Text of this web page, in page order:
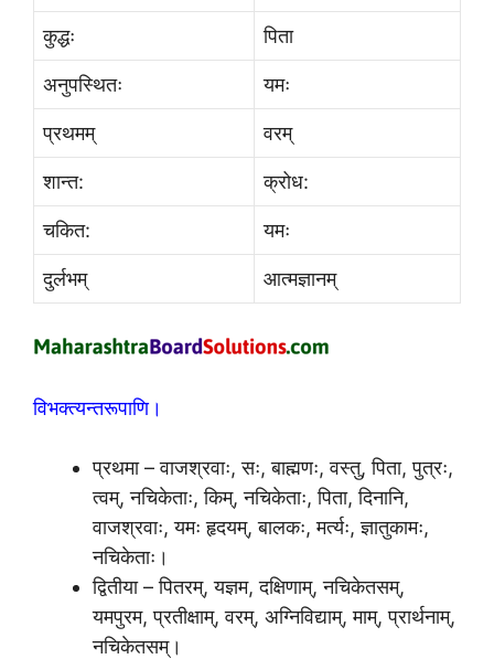
कुद्धः पिता
अनुपस्थितः यमः
प्रथमम् वरम्
शान्त: क्रोध:
चकित: यमः
दुर्लभम् आत्मज्ञानम्
विभक्त्यन्तरूपाणि।
प्रथमा – वाजश्रवाः, सः, बाह्मणः, वस्तु, पिता, पुत्रः,
त्वम्, नचिकेताः, किम्, नचिकेताः, पिता, दिनानि,
वाजश्रवाः, यमः हृदयम्, बालकः, मर्त्यः, ज्ञातुकामः,
नचिकेताः।
द्वितीया – पितरम्, यज्ञम, दक्षिणाम्, नचिकेतसम्,
यमपुरम, प्रतीक्षाम्, वरम्, अग्निविद्याम्, माम्, प्रार्थनाम्,
नचिकेतसम्।